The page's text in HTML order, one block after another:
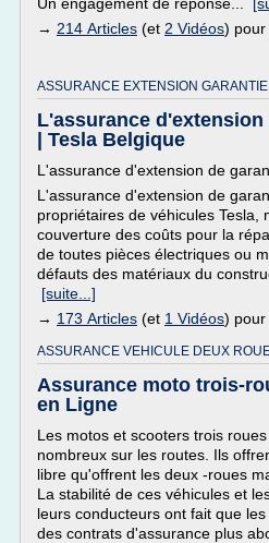
→ 214 Articles (et 2 Vidéos) pour
ASSURANCE EXTENSION
L'assurance
| Tesla Belgique
L'assurance d'extension de
L'assurance d'extension de
propriétaires de véhicules Tesla,
couverture des coûts pour la
de toutes pièces électriques ou
défauts des matériaux du
[suite...]
→ 173 Articles (et 1 Vidéos) pour
ASSURANCE VEHICULE DEUX
Assurance moto trois-
en Ligne
Les motos et scooters trois
nombreux sur les routes. Ils
libre qu'offrent les deux -roues
La stabilité de ces véhicules et
leurs conducteurs ont fait que
des contrats d'assurance plus